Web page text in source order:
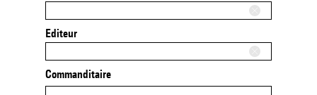
Editeur
Commanditaire